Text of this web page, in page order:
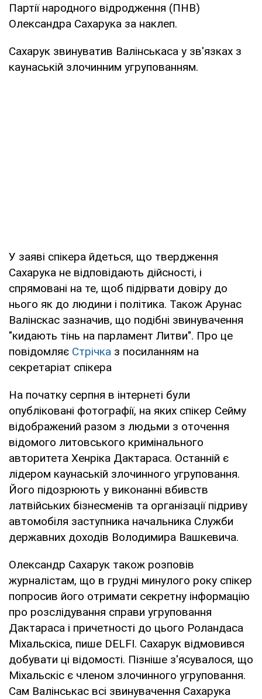
Партії народного відродження (ПНВ)
Олександра Сахарука за наклеп.
Сахарук звинуватив Валінськаса у зв'язках з
каунаській злочинним угрупованням.
У заяві спікера йдеться, що твердження
Сахарука не відповідають дійсності, і
спрямовані на те, щоб підірвати довіру до
нього як до людини і політика. Також Арунас
Валінскас зазначив, що подібні звинувачення
"кидають тінь на парламент Литви". Про це
повідомляє Стрічка з посиланням на
секретаріат спікера
На початку серпня в інтернеті були
опубліковані фотографії, на яких спікер Сейму
відображений разом з людьми з оточення
відомого литовського кримінального
авторитета Хенріка Дактараса. Останній є
лідером каунаській злочинного угруповання.
Його підозрюють у виконанні вбивств
латвійських бізнесменів та організації підриву
автомобіля заступника начальника Служби
державних доходів Володимира Вашкевича.
Олександр Сахарук також розповів
журналістам, що в грудні минулого року спікер
попросив його отримати секретну інформацію
про розслідування справи угруповання
Дактараса і причетності до цього Роландаса
Міхальскіса, пише DELFI. Сахарук відмовився
добувати ці відомості. Пізніше з'ясувалося, що
Міхальскіс є членом злочинного угруповання.
Сам Валінськас всі звинувачення Сахарука